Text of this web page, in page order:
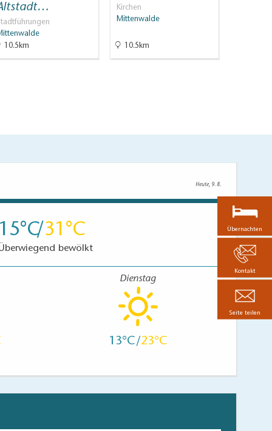
10.5km
Kirchen
Mittenwalde
10.5km
Heute, 9. 8.
15 31
bewölkt
Dienstag
13 23
Übernachten
Kontakt
Seite teilen